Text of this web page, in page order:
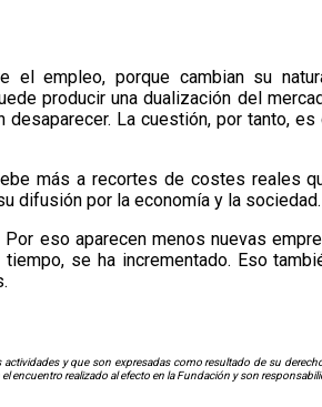
el empleo, porque cambian su
producir una dualización del
La cuestión, por tanto,
más a recortes de costes reales
difusión por la economía y la sociedad.
Por eso aparecen menos nuevas
se ha incrementado. Eso
y que son expresadas como resultado de su
encuentro realizado al efecto en la Fundación y son